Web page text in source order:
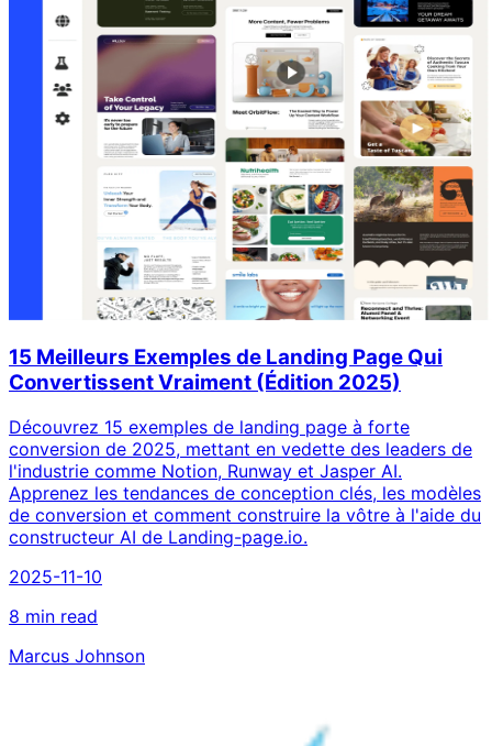
15 Meilleurs Exemples de Landing Page Qui
Convertissent Vraiment (Édition 2025)
Découvrez 15 exemples de landing page à forte
conversion de 2025, mettant en vedette des leaders de
l'industrie comme Notion, Runway et Jasper AI.
Apprenez les tendances de conception clés, les modèles
de conversion et comment construire la vôtre à l'aide du
constructeur AI de Landing-page.io.
2025-11-10
8 min read
Marcus Johnson